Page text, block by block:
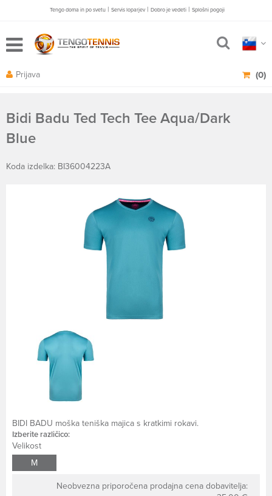
Tengo doma in po svetu | Servis loparjev | Dobro je vedeti | Splošni pogoji
(0)
Prijava
Bidi Badu Ted Tech Tee Aqua/Dark
Blue
Koda izdelka: BI36004223A
BIDI BADU moška teniška majica s kratkimi rokavi.
Izberite različico:
Velikost
M
Neobvezna priporočena prodajna cena dobavitelja: